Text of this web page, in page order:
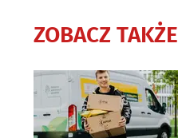
ZOBACZ TAKŻE